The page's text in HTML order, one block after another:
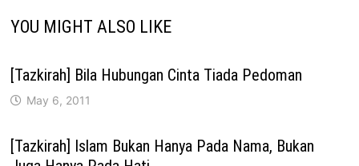
YOU MIGHT ALSO LIKE
[Tazkirah] Bila Hubungan Cinta Tiada Pedoman
May 6, 2011
[Tazkirah] Islam Bukan Hanya Pada Nama, Bukan